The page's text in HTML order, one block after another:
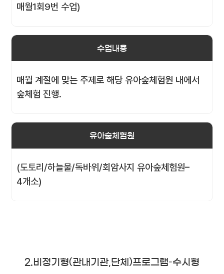
매월1회9번 수업)
수업내용
매월 계절에 맞는 주제로 해당 유아숲체험원 내에서
숲체험 진행.
유아숲체험원
(도토리/하늘물/독바위/회암사지 유아숲체험원–
4개소)
2.비정기형(관내기관,단체)프로그램–수시형